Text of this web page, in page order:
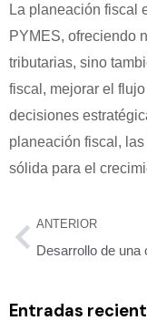
La planeación fiscal
PYMES, ofreciendo
tributarias, sino
fiscal, mejorar el
decisiones
planeación fiscal,
sólida para el
ANTERIOR
Entradas